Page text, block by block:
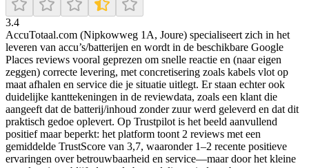
3.4
AccuTotaal.com (Nipkowweg 1A, Joure) specialiseert zich in het
leveren van accu’s/batterijen en wordt in de beschikbare Google
Places reviews vooral geprezen om snelle reactie en (naar eigen
zeggen) correcte levering, met concretisering zoals kabels vlot op
maat afhalen en service die je situatie uitlegt. Er staan echter ook
duidelijke kanttekeningen in de reviewdata, zoals een klant die
aangeeft dat de batterij/inhoud zonder zuur werd geleverd en dat dit
praktisch gedoe oplevert. Op Trustpilot is het beeld aanvullend
positief maar beperkt: het platform toont 2 reviews met een
gemiddelde TrustScore van 3,7, waaronder 1–2 recente positieve
ervaringen over betrouwbaarheid en service—maar door het kleine